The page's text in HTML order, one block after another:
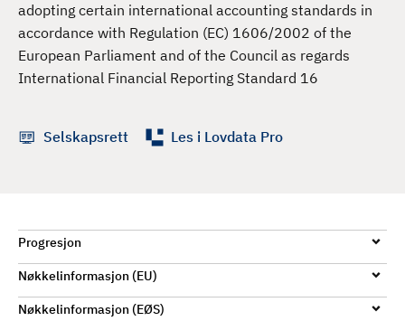
adopting certain international accounting standards in
accordance with Regulation (EC) 1606/2002 of the
European Parliament and of the Council as regards
International Financial Reporting Standard 16
Selskapsrett Les i Lovdata Pro
Progresjon
Nøkkelinformasjon (EU)
Nøkkelinformasjon (EØS)